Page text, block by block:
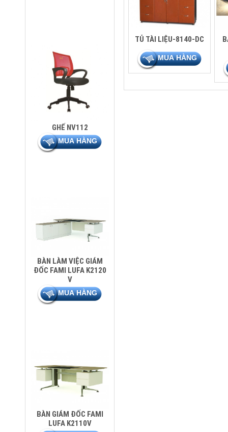
GHẾ NV112
BÀN LÀM VIỆC GIÁM
ĐỐC FAMI LUFA K2120
V
BÀN GIÁM ĐỐC FAMI
LUFA K2110V
TỦ TÀI LIỆU-8140-DC